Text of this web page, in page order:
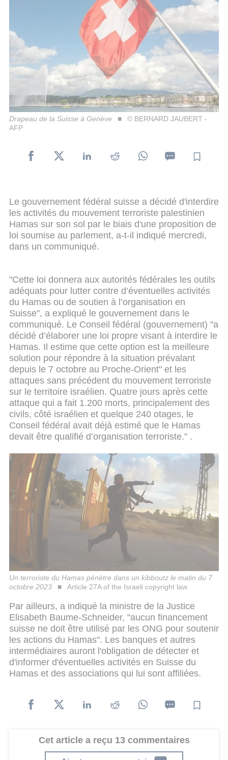
Drapeau de la Suisse à Genève
© BERNARD JAUBERT -
AFP
Le gouvernement fédéral suisse a décidé d'interdire
les activités du mouvement terroriste palestinien
Hamas sur son sol par le biais d'une proposition de
loi soumise au parlement, a-t-il indiqué mercredi,
dans un communiqué.
"Cette loi donnera aux autorités fédérales les outils
adéquats pour lutter contre d’éventuelles activités
du Hamas ou de soutien à l’organisation en
Suisse", a expliqué le gouvernement dans le
communiqué. Le Conseil fédéral (gouvernement) "a
décidé d’élaborer une loi propre visant à interdire le
Hamas. Il estime que cette option est la meilleure
solution pour répondre à la situation prévalant
depuis le 7 octobre au Proche-Orient" et les
attaques sans précédent du mouvement terroriste
sur le territoire israélien. Quatre jours après cette
attaque qui a fait 1.200 morts, principalement des
civils, côté israélien et quelque 240 otages, le
Conseil fédéral avait déjà estimé que le Hamas
devait être qualifié d’organisation terroriste." .
Un terroriste du Hamas pénètre dans un kibboutz le matin du 7
octobre 2023
Article 27A of the Israeli copyright law
Par ailleurs, a indiqué la ministre de la Justice
Elisabeth Baume-Schneider, "aucun financement
suisse ne doit être utilisé par les ONG pour soutenir
les actions du Hamas". Les banques et autres
intermédiaires auront l'obligation de détecter et
d'informer d'éventuelles activités en Suisse du
Hamas et des associations qui lui sont affiliées.
Cet article a reçu 13 commentaires